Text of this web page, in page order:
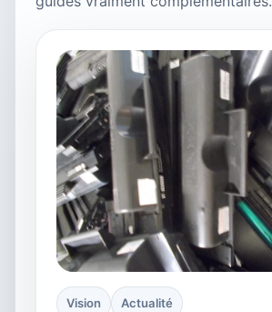
Vision Actualité